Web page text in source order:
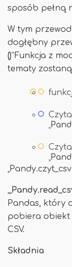
sposób pełną
W tym
dogłębny
()”Funkcja z
tematy
„
„
„„
Pandas, który
pobiera obiekt
CSV.
Składnia